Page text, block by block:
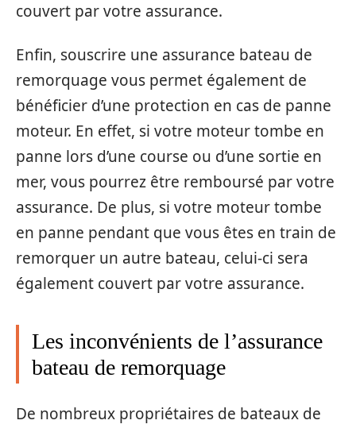
couvert par votre assurance.
Enfin, souscrire une assurance bateau de
remorquage vous permet également de
bénéficier d’une protection en cas de panne
moteur. En effet, si votre moteur tombe en
panne lors d’une course ou d’une sortie en
mer, vous pourrez être remboursé par votre
assurance. De plus, si votre moteur tombe
en panne pendant que vous êtes en train de
remorquer un autre bateau, celui-ci sera
également couvert par votre assurance.
Les inconvénients de l’assurance
bateau de remorquage
De nombreux propriétaires de bateaux de